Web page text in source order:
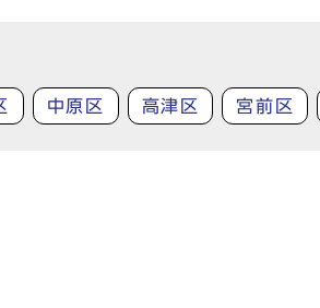
中原区 高津区 宮前区